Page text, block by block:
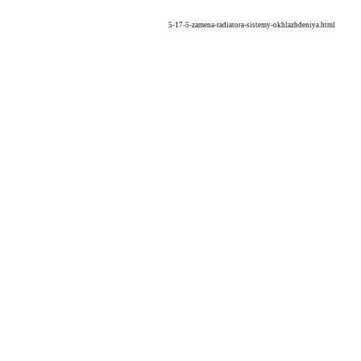
5-17-5-zamena-radiatora-sistemy-okhlazhdeniya.html